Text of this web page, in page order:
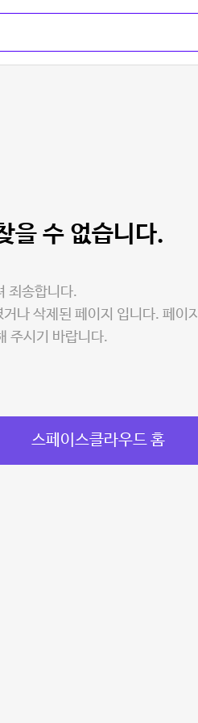
을 수 없습니다.
죄송합니다.
나 삭제된 페이지 입니다. 페이지
주시기 바랍니다.
스페이스클라우드 홈